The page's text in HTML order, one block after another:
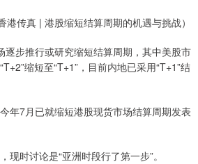
港传真 | 港股缩短结算周期的机遇与挑战）
逐步推行或研究缩短结算周期，其中美股市
缩短至“T+1”，目前内地已采用“T+1”结
年7月已就缩短港股现货市场结算周期发表
现时讨论是“亚洲时段行了第一步”。